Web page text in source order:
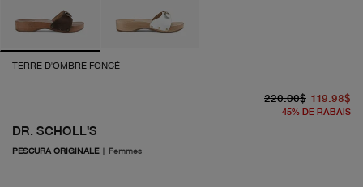
TERRE D'OMBRE FONCÉ
DR. SCHOLL'S
PESCURA ORIGINALE| Femmes
220.00$ 119.98$
45% DE RABAIS